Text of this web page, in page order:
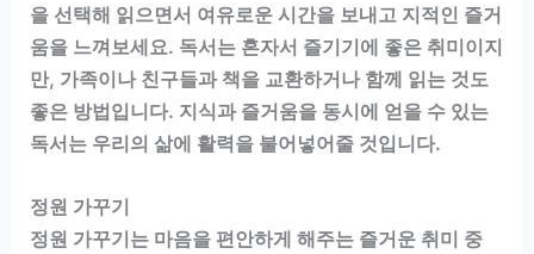
을 선택해 읽으면서 여유로운 시간을 보내고 지적인 즐거
움을 느껴보세요. 독서는 혼자서 즐기기에 좋은 취미이지
만, 가족이나 친구들과 책을 교환하거나 함께 읽는 것도
좋은 방법입니다. 지식과 즐거움을 동시에 얻을 수 있는
독서는 우리의 삶에 활력을 불어넣어줄 것입니다.
정원 가꾸기
정원 가꾸기는 마음을 편안하게 해주는 즐거운 취미 중